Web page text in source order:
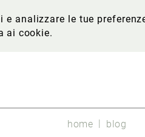
analizzare le tue
ai cookie.
home blog